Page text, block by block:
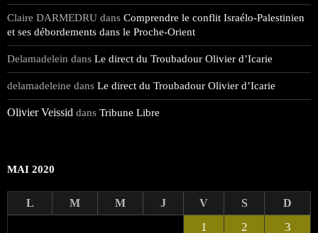
Claire DARMEDRU dans Comprendre le conflit Israélo-Palestinien
et ses débordements dans le Proche-Orient
Delamadelein dans Le direct du Troubadour Olivier d’Icarie
delamadeleine dans Le direct du Troubadour Olivier d’Icarie
Olivier Veissid dans Tribune Libre
MAI 2020
L M M J V S D
1 2
3